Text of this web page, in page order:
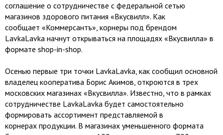
соглашение о сотрудничестве с федеральной сетью
магазинов здорового питания «Вкусвилл». Как
сообщает «Коммерсантъ», корнеры под брендом
LavkaLavka начнут открываться на площадях «Вкусвилла» в
формате shop-in-shop.
Осенью первые три точки LavkaLavka, как сообщил основной
владелец кооператива Борис Акимов, откроются в трех
московских магазинах «Вкусвилла». Известно, что в рамках
сотрудничестве LavkaLavka будет самостоятельно
формировать ассортимент представляемой в
корнерах продукции. В магазинах уменьшенного формата